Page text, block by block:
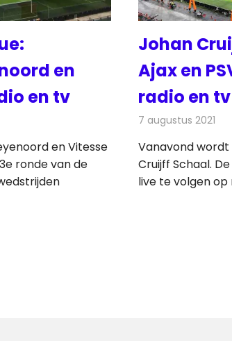
en
en tv
en Vitesse
ronde van de
Johan
Ajax en
radio en tv
7 augustus 2021
Vanavond
Cruijff Schaal.
live te volgen op